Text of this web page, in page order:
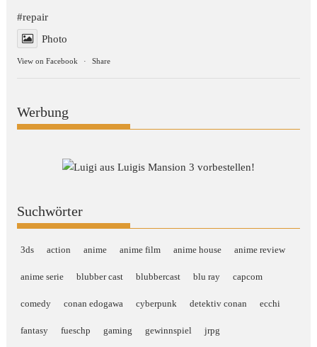
#repair
Photo
View on Facebook · Share
Werbung
Suchwörter
3ds action anime anime film anime house anime review
anime serie blubber cast blubbercast blu ray capcom
comedy conan edogawa cyberpunk detektiv conan ecchi
fantasy fueschp gaming gewinnspiel jrpg